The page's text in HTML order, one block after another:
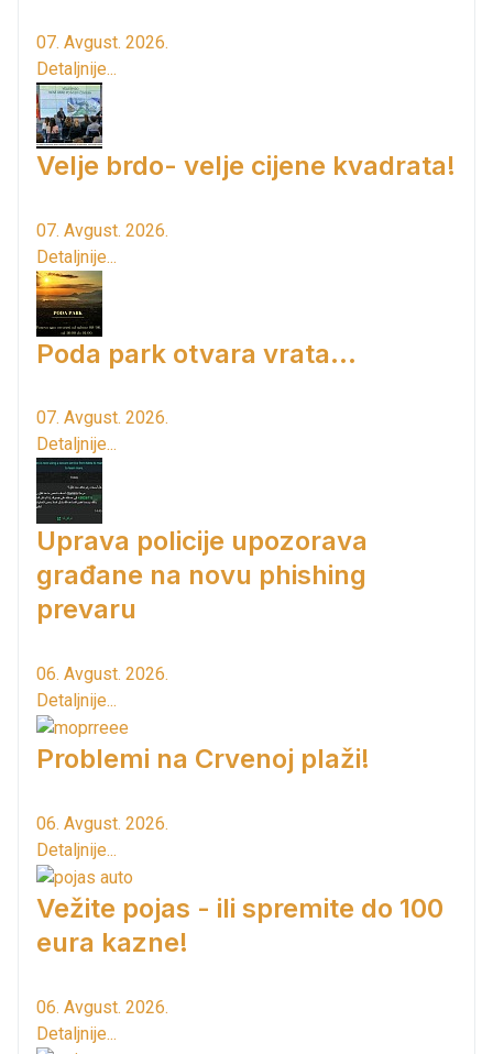
07. Avgust. 2026.
Detaljnije...
Velje brdo- velje cijene kvadrata!
07. Avgust. 2026.
Detaljnije...
Poda park otvara vrata...
07. Avgust. 2026.
Detaljnije...
Uprava policije upozorava
građane na novu phishing
prevaru
06. Avgust. 2026.
Detaljnije...
Problemi na Crvenoj plaži!
06. Avgust. 2026.
Detaljnije...
Vežite pojas - ili spremite do 100
eura kazne!
06. Avgust. 2026.
Detaljnije...